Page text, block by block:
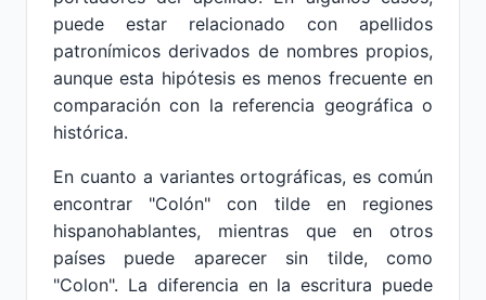
puede estar relacionado con apellidos
patronímicos derivados de nombres propios,
aunque esta hipótesis es menos frecuente en
comparación con la referencia geográfica o
histórica.
En cuanto a variantes ortográficas, es común
encontrar "Colón" con tilde en regiones
hispanohablantes, mientras que en otros
países puede aparecer sin tilde, como
"Colon". La diferencia en la escritura puede